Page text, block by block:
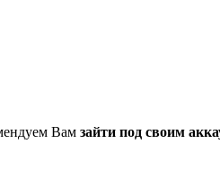
Вам зайти под своим